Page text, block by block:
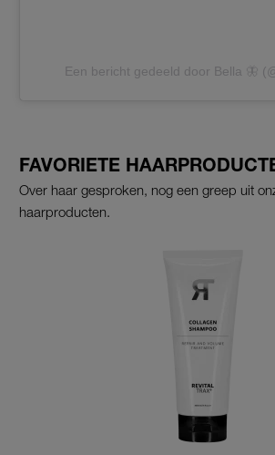
Een bericht gedeeld door Bella 🦋
FAVORIETE
Over haar gesproken, nog een greep uit
haarproducten.